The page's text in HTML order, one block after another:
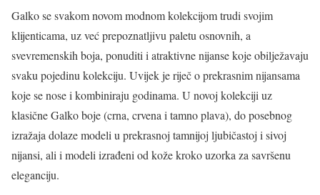
Galko se svakom novom modnom kolekcijom trudi svojim
klijenticama, uz već prepoznatljivu paletu osnovnih, a
svevremenskih boja, ponuditi i atraktivne nijanse koje obilježavaju
svaku pojedinu kolekciju. Uvijek je riječ o prekrasnim nijansama
koje se nose i kombiniraju godinama. U novoj kolekciji uz
klasične Galko boje (crna, crvena i tamno plava), do posebnog
izražaja dolaze modeli u prekrasnoj tamnijoj ljubičastoj i sivoj
nijansi, ali i modeli izrađeni od kože kroko uzorka za savršenu
eleganciju.